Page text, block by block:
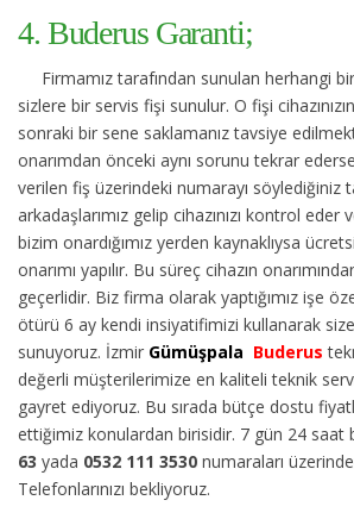
4. Buderus Garanti;
Firmamız tarafından sunulan herhangi
sizlere bir servis fişi sunulur. O fişi
sonraki bir sene saklamanız tavsiye
onarımdan önceki aynı sorunu tekrar
verilen fiş üzerindeki numarayı söylediğiniz
arkadaşlarımız gelip cihazınızı kontrol
bizim onardığımız yerden kaynaklıysa
onarımı yapılır. Bu süreç cihazın
geçerlidir. Biz firma olarak yaptığımız işe
ötürü 6 ay kendi insiyatifimizi kullanarak
sunuyoruz. İzmir Gümüşpala Buderus
değerli müşterilerimize en kaliteli teknik
gayret ediyoruz. Bu sırada bütçe dostu
ettiğimiz konulardan birisidir. 7 gün 24 saat
63 yada 0532 111 3530 numaraları
Telefonlarınızı bekliyoruz.